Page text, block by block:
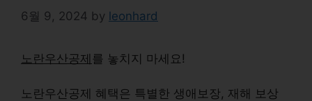
6월 9, 2024 by leonhard
노란우산공제 를 놓치지 마세요!
노란우산공제 혜택 은 특별한 생애보장, 재해 보상